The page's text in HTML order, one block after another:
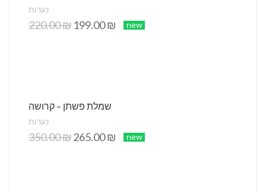
נערות
220.00₪ 199.00₪ new
שמלת פשתן – קרושה
נערות
350.00₪265.00₪ new